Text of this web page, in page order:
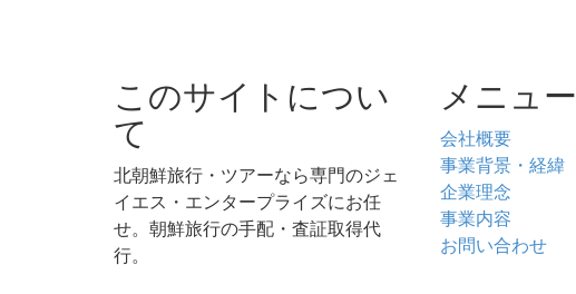
このサイトについ
て
北朝鮮旅行・ツアーなら専門のジェ
イエス・エンタープライズにお任
せ。朝鮮旅行の手配・査証取得代
行。
メニュー
会社概要
事業背景・経緯
企業理念
事業内容
お問い合わせ